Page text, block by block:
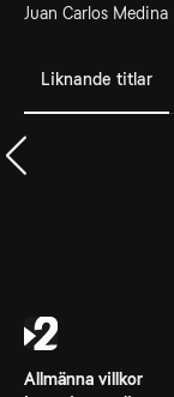
Juan Carlos Medina
Liknande titlar
Allmänna villkor